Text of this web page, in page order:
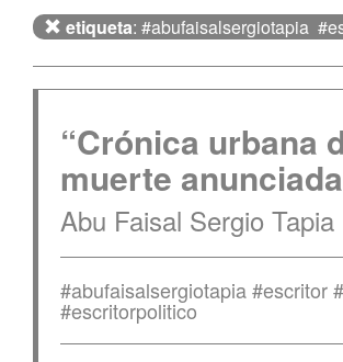
etiqueta: #abufaisalsergiotapia
“Crónica urbana
muerte
Abu Faisal Sergio Tapia
#abufaisalsergiotapia #escritor
#escritorpolitico